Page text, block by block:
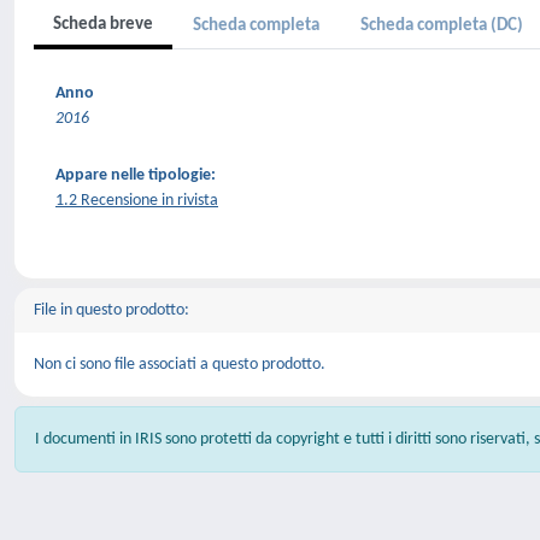
Scheda breve Scheda completa Scheda completa (DC)
Anno
2016
Appare nelle tipologie:
1.2 Recensione in rivista
File in questo prodotto:
Non ci sono file associati a questo prodotto.
I documenti in IRIS sono protetti da copyright e tutti i diritti sono riservati,